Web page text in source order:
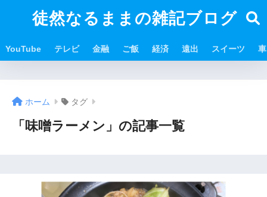
徒然なるままの雑記ブログ
YouTube テレビ 金融 ご飯 経済 遠出 スイーツ 車
ホーム タグ
「味噌ラーメン」の記事一覧